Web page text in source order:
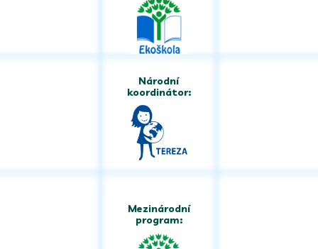
Národní
koordinátor:
Mezinárodní
program: